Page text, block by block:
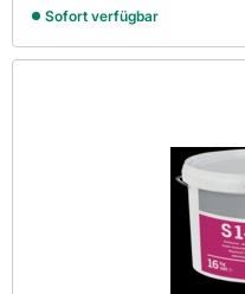
Sofort verfügbar